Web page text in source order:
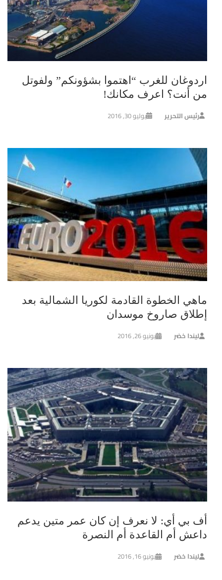
اردوغان للغرب “اهتموا بشؤونكم” ولفوتل
من أنت؟ اعرف مكانك!
رئيس التحرير يوليو 30, 2016
ماهي الخطوة القادمة لكوريا الشمالية بعد
إطلاق صاروخ موسدان
ليندا خضر يونيو 26, 2016
أف بي أي: لا نعرف إن كان عمر متين يدعم
داعش أم القاعدة أم النصرة
ليندا خضر يونيو 16, 2016